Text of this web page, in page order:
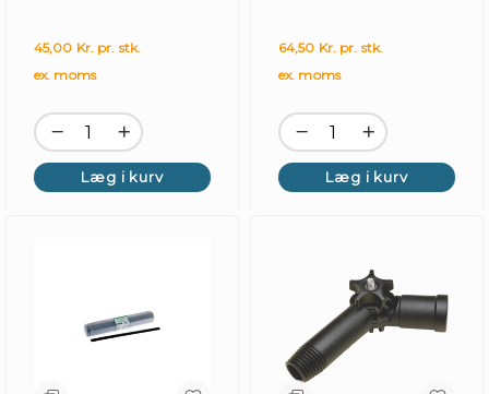
45,00 Kr. pr. stk.
ex. moms
Læg i kurv
64,50 Kr. pr. stk.
ex. moms
Læg i kurv